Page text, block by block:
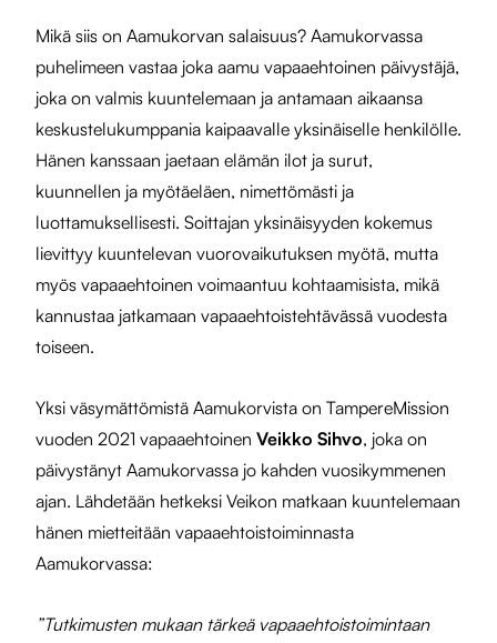
Mikä siis on Aamukorvan salaisuus? Aamukorvassa
puhelimeen vastaa joka aamu vapaaehtoinen päivystäjä,
joka on valmis kuuntelemaan ja antamaan aikaansa
keskustelukumppania kaipaavalle yksinäiselle henkilölle.
Hänen kanssaan jaetaan elämän ilot ja surut,
kuunnellen ja myötäeläen, nimettömästi ja
luottamuksellisesti. Soittajan yksinäisyyden kokemus
lievittyy kuuntelevan vuorovaikutuksen myötä, mutta
myös vapaaehtoinen voimaantuu kohtaamisista, mikä
kannustaa jatkamaan vapaaehtoistehtävässä vuodesta
toiseen.
Yksi väsymättömistä Aamukorvista on TampereMission
vuoden 2021 vapaaehtoinen Veikko Sihvo, joka on
päivystänyt Aamukorvassa jo kahden vuosikymmenen
ajan. Lähdetään hetkeksi Veikon matkaan kuuntelemaan
hänen mietteitään vapaaehtoistoiminnasta
Aamukorvassa:
”Tutkimusten mukaan tärkeä vapaaehtoistoimintaan